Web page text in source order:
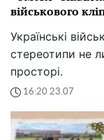
військового
Українські
стереотипи не
просторі.
16:20 23.07